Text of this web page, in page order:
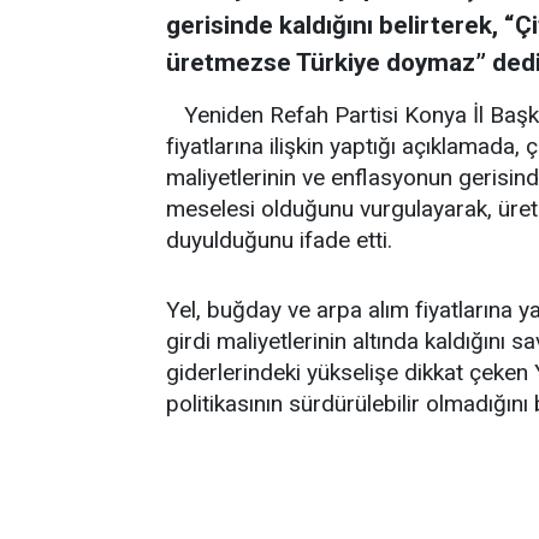
gerisinde kaldığını belirterek,
üretmezse Türkiye doymaz”
Yeniden Refah Partisi Konya İl
fiyatlarına ilişkin yaptığı
maliyetlerinin ve enflasyonun
meselesi olduğunu vurgulayarak,
duyulduğunu ifade etti.
Yel, buğday ve arpa alım fiyatlarına
girdi maliyetlerinin altında kaldığını
giderlerindeki yükselişe dikkat çeken
politikasının sürdürülebilir